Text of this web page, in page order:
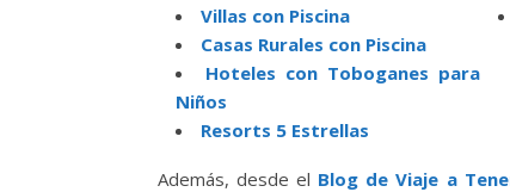
Villas con Piscina
Casas Rurales con Piscina
Hoteles con Toboganes para
Niños
Resorts 5 Estrellas
Además, desde el Blog de Viaje a